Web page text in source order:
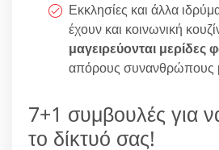
Εκκλησίες και άλλα
έχουν και κοινωνική
μαγειρεύονται μερίδες
απόρους συνανθρώπους
7+1 συμβουλές για
το δίκτυό σας!